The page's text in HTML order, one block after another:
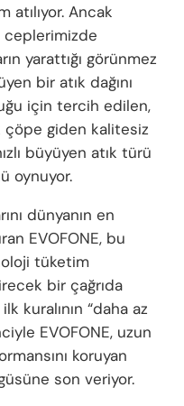
atılıyor. Ancak
ceplerimizde
yarattığı görünmez
bir atık dağını
için tercih edilen,
çöpe giden kalitesiz
büyüyen atık türü
oynuyor.
dünyanın en
EVOFONE, bu
tüketim
bir çağrıda
kuralının “daha az
EVOFONE, uzun
koruyan
son veriyor.